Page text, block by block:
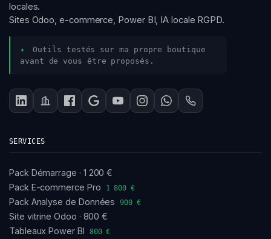
locales.
Sites Odoo, e-commerce, Power BI, IA locale RGPD.
✦
Outils testés sur ma propre boutique
avant de vous être proposés.
SERVICES
Pack Démarrage · 1 200 €
Pack E-commerce Pro
1 800 €
Pack Analyse de Données 900 €
Site vitrine Odoo · 800 €
Tableaux Power BI 800 €